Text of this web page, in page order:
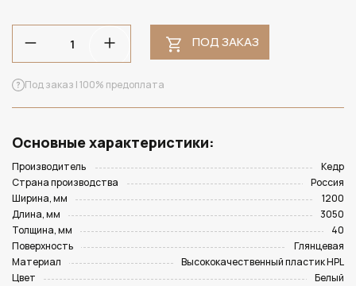
ПОД ЗАКАЗ
Под заказ | 100% предоплата
Основные характеристики:
Производитель
Кедр
Страна производства
Россия
Ширина, мм
1200
Длина, мм
3050
Толщина, мм
40
Поверхность
Глянцевая
Материал
Высококачественный пластик HPL
Цвет
Белый